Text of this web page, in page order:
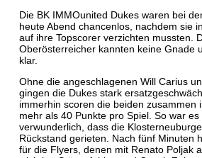
Die BK IMMOunited Dukes waren bei
heute Abend chancenlos, nachdem sie
auf ihre Topscorer verzichten mussten.
Oberösterreicher kannten keine Gnade
klar.
Ohne die angeschlagenen Will Carius
gingen die Dukes stark
immerhin scoren die beiden zusammen
mehr als 40 Punkte pro Spiel. So war es
verwunderlich, dass die
Rückstand gerieten. Nach fünf Minuten
für die Flyers, denen mit Renato Poljak